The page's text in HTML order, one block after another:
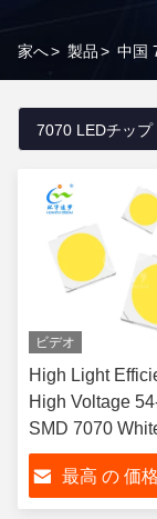
家へ> 製品> 中国
7070 LEDチップ
ビデオ
High Light
High Voltage
SMD 7070
CHIP Square
CHIP round
CHIP parallel
最高 の 価